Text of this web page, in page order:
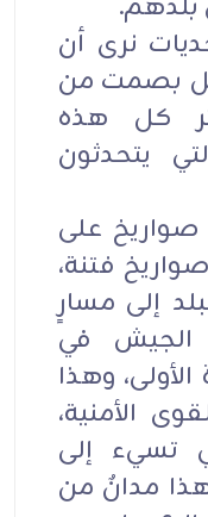
نرى أن
بصمت من
كل هذه
يتحدثون
صواريخ على
فتنة،
إلى مسارٍ
الجيش في
وهذا
الأمنية،
تسيء إلى
مدانٌ من